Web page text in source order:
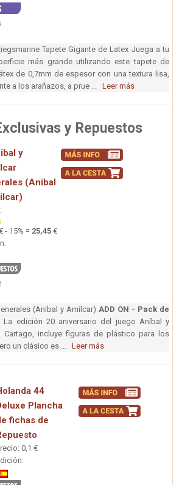
Tapete Gigante de Latex Juega a tu
más grande utilizando este tapete de
de 0,7mm de espesor con una textura lisa,
a los arañazos, a prue ... Leer más
y Repuestos
y
(Anibal
- 15% = 25,45 €
(Anibal y Amilcar) ADD ON - Pack de
La edición 20 aniversario del juego Aníbal y
Cartago, incluye figuras de plástico para los
un clásico es ... Leer más
44
Plancha
fichas de
0,1 €